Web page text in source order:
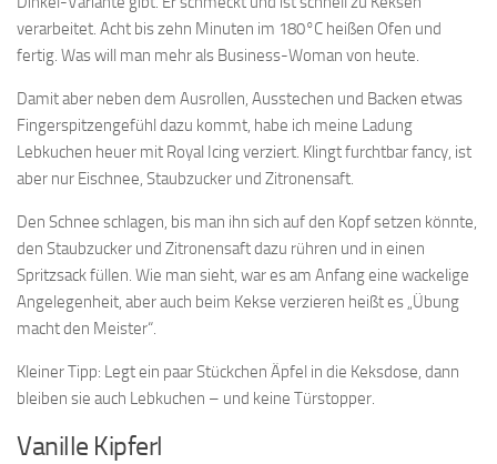
verarbeitet. Acht bis zehn Minuten im 180°C heißen Ofen und
fertig. Was will man mehr als Business-Woman von heute.
Damit aber neben dem Ausrollen, Ausstechen und Backen etwas
Fingerspitzengefühl dazu kommt, habe ich meine Ladung
Lebkuchen heuer mit Royal Icing verziert. Klingt furchtbar fancy, ist
aber nur Eischnee, Staubzucker und Zitronensaft.
Den Schnee schlagen, bis man ihn sich auf den Kopf setzen könnte,
den Staubzucker und Zitronensaft dazu rühren und in einen
Spritzsack füllen. Wie man sieht, war es am Anfang eine wackelige
Angelegenheit, aber auch beim Kekse verzieren heißt es „Übung
macht den Meister“.
Kleiner Tipp: Legt ein paar Stückchen Äpfel in die Keksdose, dann
bleiben sie auch Lebkuchen – und keine Türstopper.
Vanille Kipferl